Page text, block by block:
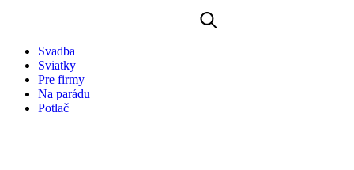
Svadba
Sviatky
Pre firmy
Na parádu
Potlač